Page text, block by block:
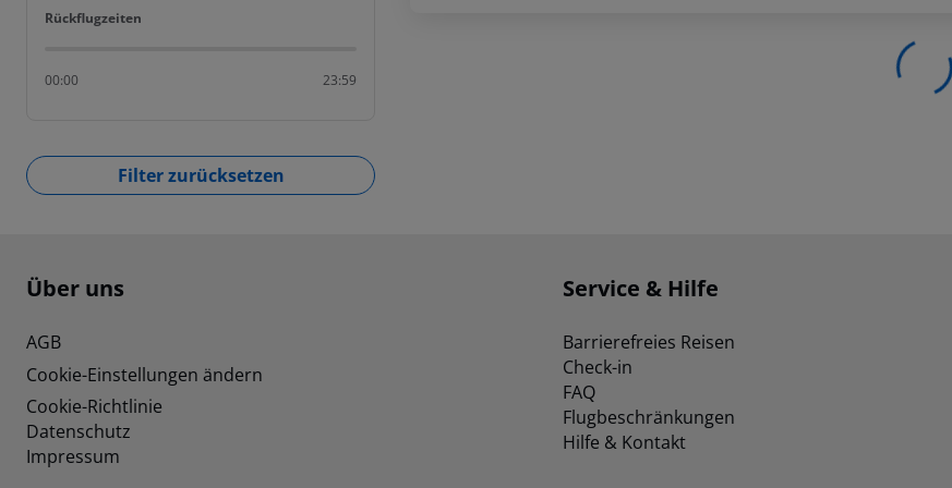
Rückflugzeiten
Rückflugzeiten
00:00 23:59
Filter zurücksetzen
Footer navigation
Über uns
AGB
Cookie-Einstellungen ändern
Cookie-Richtlinie
Datenschutz
Impressum
Service & Hilfe
Barrierefreies Reisen
Check-in
FAQ
Flugbeschränkungen
Hilfe & Kontakt